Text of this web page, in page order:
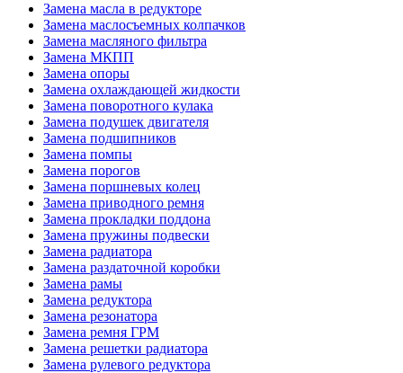
Замена масла в редукторе
Замена маслосъемных колпачков
Замена масляного фильтра
Замена МКПП
Замена опоры
Замена охлаждающей жидкости
Замена поворотного кулака
Замена подушек двигателя
Замена подшипников
Замена помпы
Замена порогов
Замена поршневых колец
Замена приводного ремня
Замена прокладки поддона
Замена пружины подвески
Замена радиатора
Замена раздаточной коробки
Замена рамы
Замена редуктора
Замена резонатора
Замена ремня ГРМ
Замена решетки радиатора
Замена рулевого редуктора